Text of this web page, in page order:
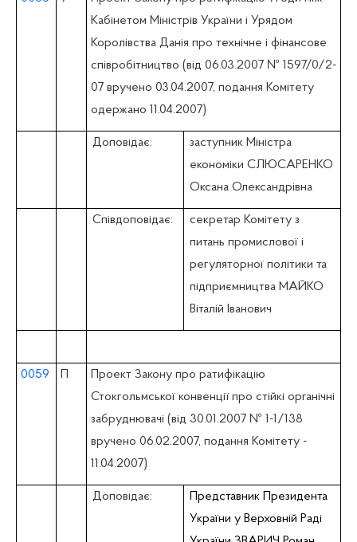
Кабінетом Міністрів України і Урядом
Королівства Данія про технічне і фінансове
співробітництво (вiд 06.03.2007 № 1597/0/2-
07 вручено 03.04.2007, подання Комітету
одержано 11.04.2007)
Доповідає:
заступник Міністра
економіки СЛЮСАРЕНКО
Оксана Олександрівна
Співдоповідає:
секретар Комітету з
питань промислової i
регуляторної політики та
підприємництва МАЙКО
Віталій Іванович
0059 П
Проект Закону про ратифікацію
Стокгольмської конвенції про стійкі органічні
забруднювачі (вiд 30.01.2007 № 1-1/138
вручено 06.02.2007, подання Комітету -
11.04.2007)
Доповідає:
Представник Президента
України у Верховній Раді